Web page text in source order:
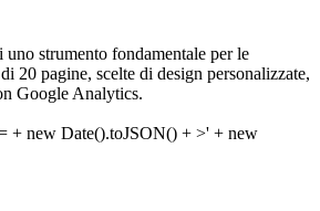
strumento fondamentale per le
20 pagine, scelte di design personalizzate,
Google Analytics.